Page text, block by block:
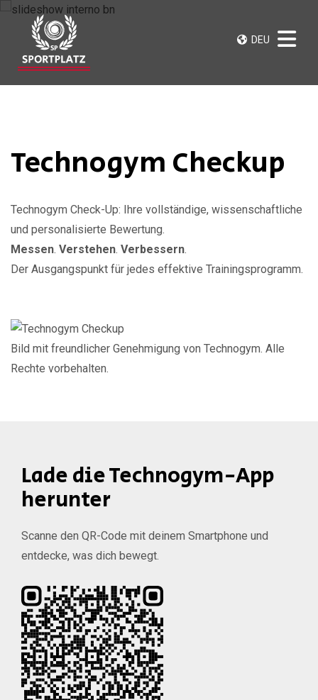
DEU
Technogym Checkup
Technogym Check-Up: Ihre vollständige, wissenschaftliche
und personalisierte Bewertung.
Messen. Verstehen. Verbessern.
Der Ausgangspunkt für jedes effektive Trainingsprogramm.
Bild mit freundlicher Genehmigung von Technogym. Alle
Rechte vorbehalten.
Lade die Technogym-App
herunter
Scanne den QR-Code mit deinem Smartphone und
entdecke, was dich bewegt.